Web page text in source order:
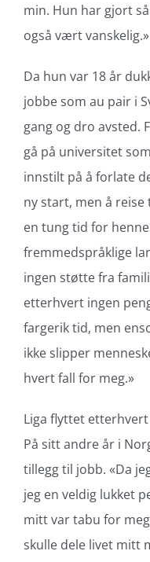
min. Hun har gjort
også vært
Da hun var 18 år
jobbe som au pair i
gang og dro avsted.
gå på universitet
innstilt på å forlate
ny start, men å reise
en tung tid for
fremmedspråklige
ingen støtte fra
etterhvert ingen
fargerik tid, men
ikke slipper
hvert fall for meg.»
Liga flyttet
På sitt andre år i
tillegg til jobb. «Da
jeg en veldig lukket
mitt var tabu for
skulle dele livet mitt